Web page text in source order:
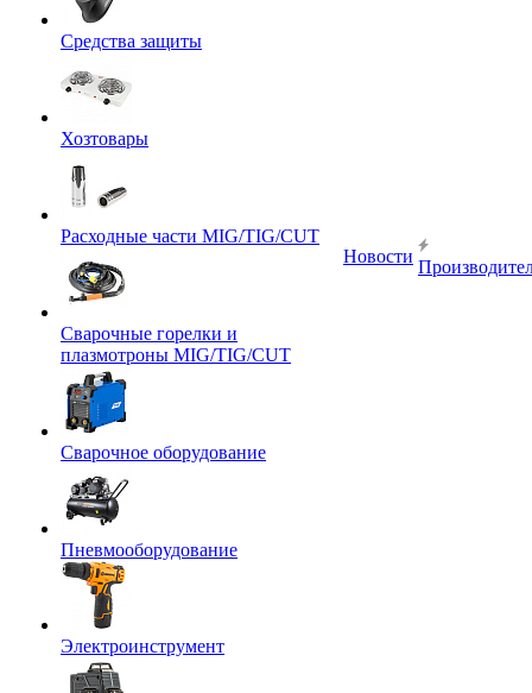
Средства защиты
Хозтовары
Расходные части MIG/TIG/CUT
Сварочные горелки и
плазмотроны MIG/TIG/CUT
Сварочное оборудование
Пневмооборудование
Электроинструмент
Новости